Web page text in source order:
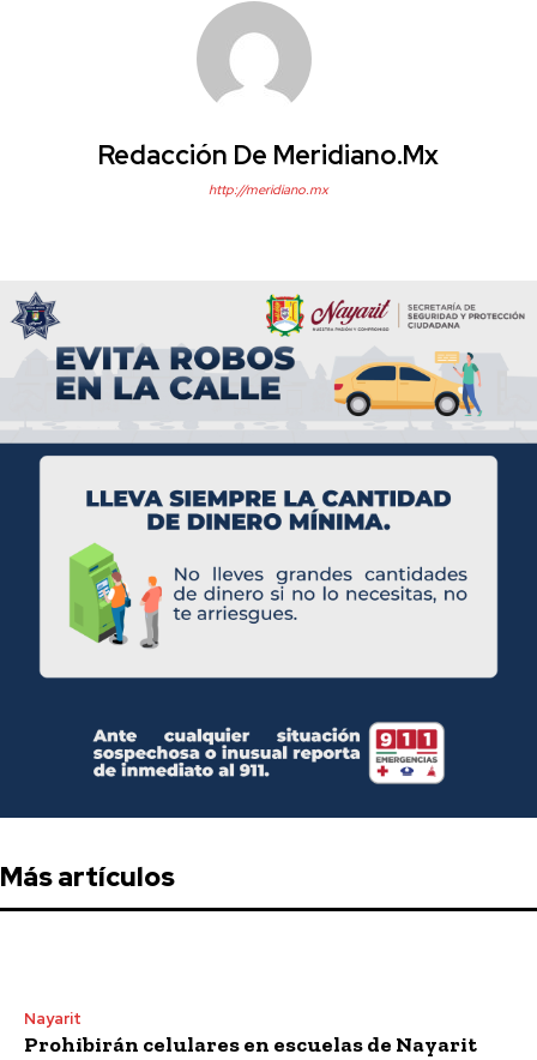
Redacción De Meridiano.mx
http://meridiano.mx
Más artículos
Nayarit
Prohibirán celulares en escuelas de Nayarit